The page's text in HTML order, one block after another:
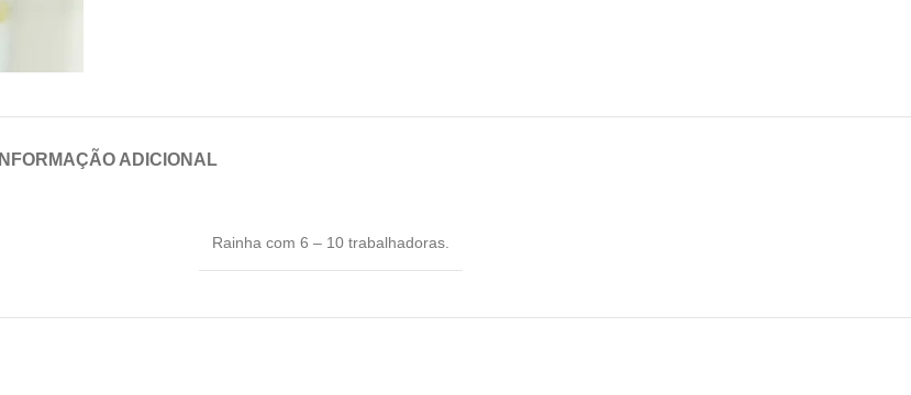
INFORMAÇÃO ADICIONAL
Rainha com 6 – 10 trabalhadoras.